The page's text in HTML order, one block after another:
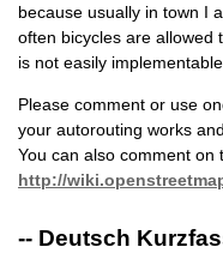
because usually in town I
often bicycles are allowed
is not easily
Please comment or use
your autorouting works
You can also comment on
http://
-- Deutsch